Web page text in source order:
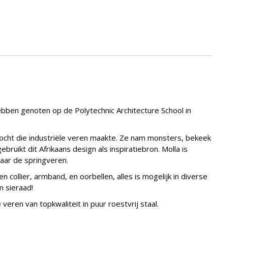
genoten op de Polytechnic Architecture School in
die industriële veren maakte. Ze nam monsters, bekeek
dit Afrikaans design als inspiratiebron. Molla is
de springveren.
armband, en oorbellen, alles is mogelijk in diverse
sieraad!
van topkwaliteit in puur roestvrij staal.